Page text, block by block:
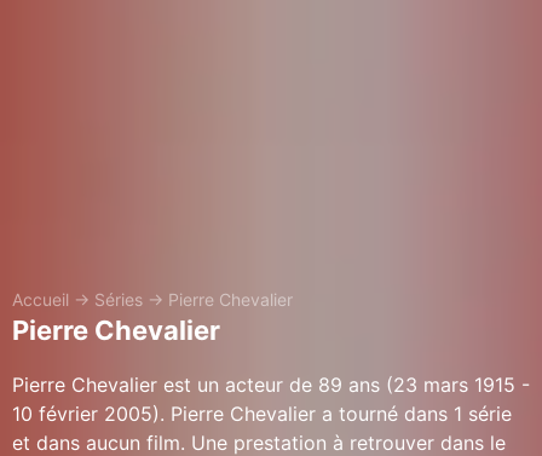
Accueil → Séries → Pierre Chevalier
Pierre Chevalier
Pierre Chevalier est un acteur de 89 ans (23 mars 1915 -
10 février 2005). Pierre Chevalier a tourné dans 1 série
et dans aucun film. Une prestation à retrouver dans le